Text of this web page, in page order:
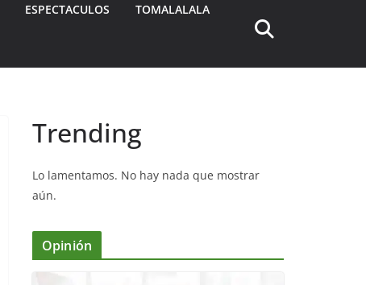
ESPECTACULOS TOMALALALA
Trending
Lo lamentamos. No hay nada que mostrar
aún.
Opinión